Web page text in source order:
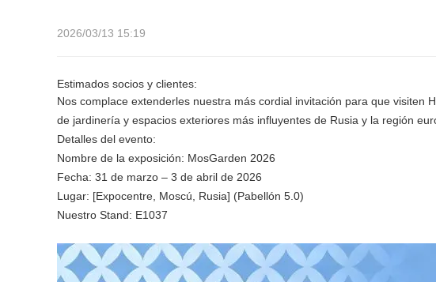
Shandong Iron Man Metal Products Co., Ltd. es un proveedor profesional de productos de jardín de diseño de
China y fabricante, con sede en la ciudad de LiaoCheng, China. Como fabricante líder en la industria de
2026/03/13 15:19
Estimados socios y clientes:
Nos complace extenderles nuestra más cordial invitación para que visiten
de jardinería y espacios exteriores más influyentes de Rusia y la región
Detalles del evento:
Nombre de la exposición: MosGarden 2026
Fecha: 31 de marzo – 3 de abril de 2026
Lugar: [Expocentre, Moscú, Rusia] (Pabellón 5.0)
Nuestro Stand: E1037